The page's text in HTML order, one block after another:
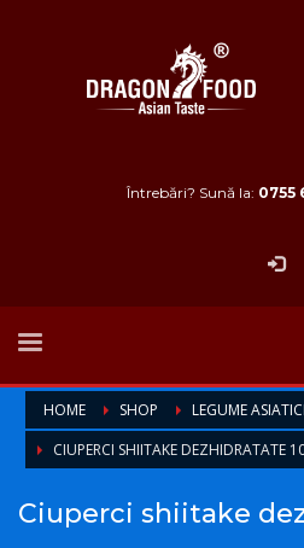
Întrebări? Sună la: 0755
HOME SHOP
LEGUME
CIUPERCI SHIITAKE DEZHIDRATATE
Ciuperci shiitake